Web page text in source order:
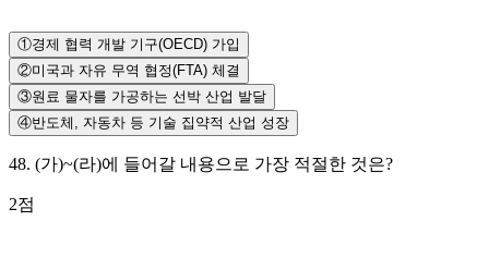
①경제 협력 개발 기구(OECD) 가입
②미국과 자유 무역 협정(FTA) 체결
③원료 물자를 가공하는 선박 산업 발달
④반도체, 자동차 등 기술 집약적 산업 성장
48. (가)~(라)에 들어갈 내용으로 가장 적절한 것은?
2점